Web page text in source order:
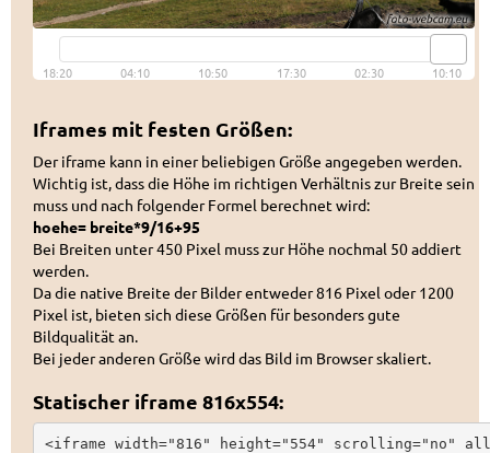
Iframes mit festen Größen:
Der iframe kann in einer beliebigen Größe angegeben werden.
Wichtig ist, dass die Höhe im richtigen Verhältnis zur Breite sein
muss und nach folgender Formel berechnet wird:
hoehe= breite*9/16+95
Bei Breiten unter 450 Pixel muss zur Höhe nochmal 50 addiert
werden.
Da die native Breite der Bilder entweder 816 Pixel oder 1200
Pixel ist, bieten sich diese Größen für besonders gute
Bildqualität an.
Bei jeder anderen Größe wird das Bild im Browser skaliert.
Statischer iframe 816x554:
<iframe width="816" height="554" scrolling="no"